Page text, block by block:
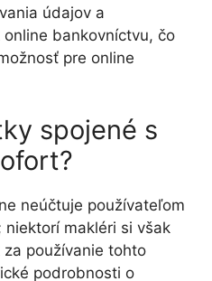
údajov a
bankovníctvu, čo
pre online
spojené s
neúčtuje používateľom
makléri si však
používanie tohto
podrobnosti o